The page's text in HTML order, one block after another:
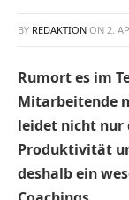
BY REDAKTION ON 2.
Rumort es im
Mitarbeitende
leidet nicht nur
Produktivität
deshalb ein